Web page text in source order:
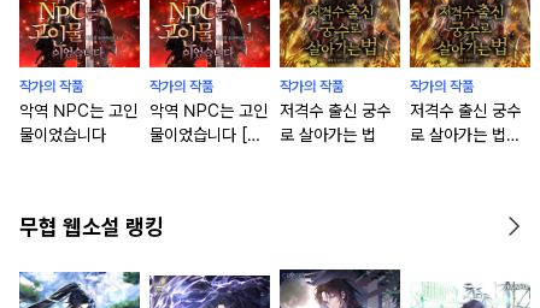
작가의 작품
악역 NPC는 고인
물이었습니다
작가의 작품
악역 NPC는 고인
물이었습니다 [단
작가의 작품
저격수 출신 궁수
로 살아가는 법
작가의 작품
저격수 출신 궁수
로 살아가는 법
무협 웹소설 랭킹